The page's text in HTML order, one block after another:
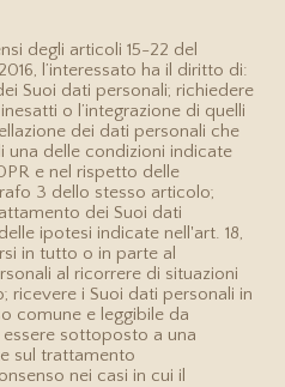
degli articoli 15-22 del
l’interessato ha il diritto di:
Suoi dati personali; richiedere
o l’integrazione di quelli
dei dati personali che
una delle condizioni indicate
e nel rispetto delle
3 dello stesso articolo;
dei Suoi dati
ipotesi indicate nell'art. 18,
in tutto o in parte al
al ricorrere di situazioni
ricevere i Suoi dati personali in
comune e leggibile da
sottoposto a una
sul trattamento
nei casi in cui il